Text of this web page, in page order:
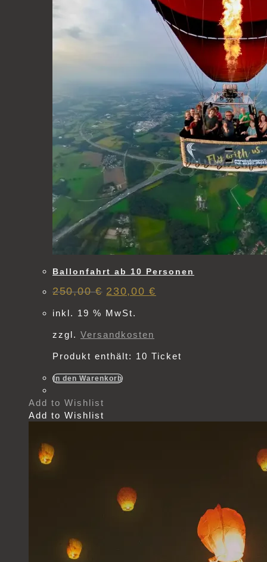
Ballonfahrt ab 10 Personen
250,00€ Ursprünglicher
war:
230,00€
inkl. 19 % MwSt.
zzgl. Versandkosten
Produkt enthält: 10 Ticket
In den Warenkorb
Add to Wishlist
Add to Wishlist